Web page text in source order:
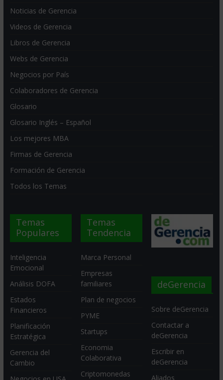
Noticias de Gerencia
Videos de Gerencia
Libros de Gerencia
Webs de Gerencia
Negocios por País
Colaboradores de Gerencia
Glosario
Glosario Inglés – Español
Los mejores MBA
Firmas de Gerencia
Formación de Gerencia
Todos los Temas
Temas
Populares
Inteligencia
Emocional
Análisis DOFA
Estados
Financieros
Planificación
Estratégica
Gerencia del
Cambio
Temas
Tendencia
Marca Personal
Empresas
familiares
Plan de negocios
PYME
Startups
Economia
Colaborativa
Criptomonedas
deGerencia
Sobre deGerencia
Contactar a
deGerencia
Escribir en
deGerencia
Aliados